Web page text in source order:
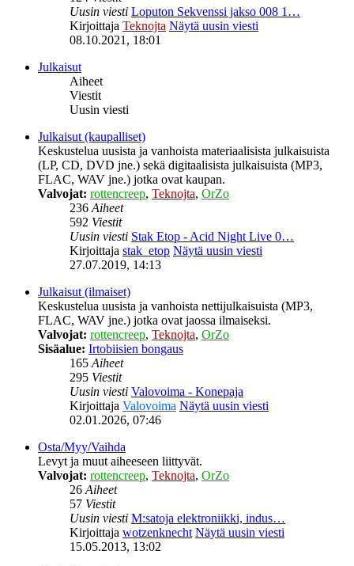
Uusin viesti Loputon Sekvenssi jakso 008 1…
Kirjoittaja Teknojta Näytä uusin viesti
08.10.2021, 18:01
Julkaisut
Aiheet
Viestit
Uusin viesti
Julkaisut (kaupalliset)
Keskustelua uusista ja vanhoista materiaalisista julkaisuista
(LP, CD, DVD jne.) sekä digitaalisista julkaisuista (MP3,
FLAC, WAV jne.) jotka ovat kaupan.
Valvojat: rottencreep, Teknojta, OrZo
236Aiheet
592 Viestit
Uusin viesti Stak Etop - Acid Night Live 0…
Kirjoittaja stak_etop Näytä uusin viesti
27.07.2019, 14:13
Julkaisut (ilmaiset)
Keskustelua uusista ja vanhoista nettijulkaisuista (MP3,
FLAC, WAV jne.) jotka ovat jaossa ilmaiseksi.
Valvojat: rottencreep, Teknojta, OrZo
Sisäalue: Irtobiisien bongaus
165Aiheet
295 Viestit
Uusin viesti Valovoima - Konepaja
Kirjoittaja Valovoima Näytä uusin viesti
02.01.2026, 07:46
Osta/Myy/Vaihda
Levyt ja muut aiheeseen liittyvät.
Valvojat: rottencreep, Teknojta, OrZo
26Aiheet
57 Viestit
Uusin viesti M:satoja elektroniikki, indus…
Kirjoittaja wotzenknecht Näytä uusin viesti
15.05.2013, 13:02